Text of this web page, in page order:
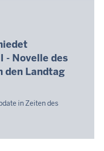
- Novelle des
den Landtag
in Zeiten des